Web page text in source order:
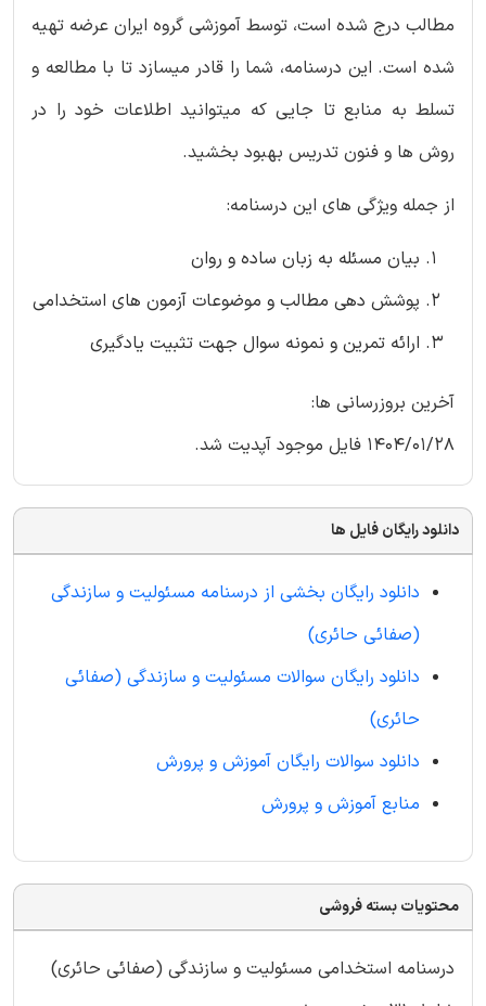
مطالب درج شده است، توسط آموزشی گروه ایران عرضه تهیه
شده است. این درسنامه، شما را قادر میسازد تا با مطالعه و
تسلط به منابع تا جایی که میتوانید اطلاعات خود را در
روش ها و فنون تدریس بهبود بخشید.
از جمله ویژگی های این درسنامه:
بیان مسئله به زبان ساده و روان
پوشش دهی مطالب و موضوعات آزمون های استخدامی
ارائه تمرین و نمونه سوال جهت تثبیت یادگیری
آخرین بروزرسانی ها:
1404/01/28 فایل موجود آپدیت شد.
دانلود رایگان فایل ها
دانلود رایگان بخشی از درسنامه مسئولیت و سازندگی
(صفائی حائری)
دانلود رایگان سوالات مسئولیت و سازندگی (صفائی
حائری)
دانلود سوالات رایگان آموزش و پرورش
منابع آموزش و پرورش
محتویات بسته فروشی
درسنامه استخدامی مسئولیت و سازندگی (صفائی حائری)